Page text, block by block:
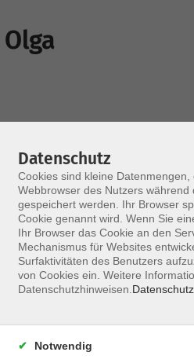
in der vhs Ingolstadt
in der vhs Ingolstadt
in der vhs Ingolstadt
Datenschutz
Cookies sind kleine
Webbrowser des Nutzers
gespeichert werden. Ihr Browser
Cookie genannt wird. Wenn Sie
Ihr Browser das Cookie an den
Mechanismus für Websites
Surfaktivitäten des Benutzers
von Cookies ein. Weitere
Datenschutzhinweisen. Datenschutz
Notwendig